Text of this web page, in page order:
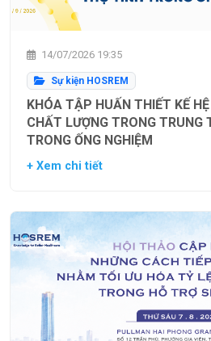
14/07/2026 19:35
Sự kiện HOSREM
KHÓA TẬP HUẤN THIẾT KẾ
CHẤT LƯỢNG TRONG TRUNG
TRONG ỐNG NGHIỆM
+ Xem chi tiết